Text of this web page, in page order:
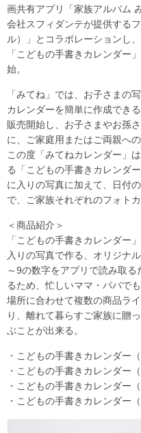
画共有アプリ「家族アルバム
会社スフィダンテが提供する
ル）」とコラボレーションし
「こどもの手書きカレンダー
始。
「みてね」では、お子さまの
カレンダーを簡単に作成でき
販売開始し、お子さまやお孫
に、ご家庭用またはご両親へ
この度「みてねカレンダー」
る「こどもの手書きカレンダ
に入りの写真に加えて、日付
で、ご家族それぞれのフォト
＜商品紹介＞
「こどもの手書きカレンダー
入りの写真で作る、オリジナ
～9の数字をアプリで読み取
るため、忙しいママ・パパで
場所に合わせて複数の商品ラ
り、離れて暮らすご家族に贈
ぶことが出来る。
・こどもの手書きカレンダー
・こどもの手書きカレンダー
・こどもの手書きカレンダー
・こどもの手書きカレンダー